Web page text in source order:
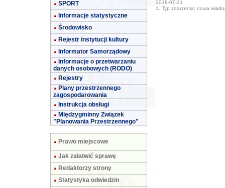
SPORT
Informacje statystyczne
Środowisko
Rejestr instytucji kultury
Informator Samorządowy
Informacje o przetwarzaniu
danych osobowych (RODO)
Rejestry
Plany przestrzennego
zagospodarowania
Instrukcja obsługi
Międzygminny Związek
"Planowania Przestrzennego"
Prawo miejscowe
Jak załatwić sprawę
Redaktorzy strony
Statystyka odwiedzin
2018-07-31
1. Typ zdarzenia: nowa